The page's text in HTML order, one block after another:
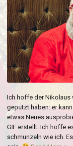
Ich hoffe der Nikolaus
geputzt haben: er
etwas Neues
GIF erstellt. Ich hoffe
schmunzeln wie ich.